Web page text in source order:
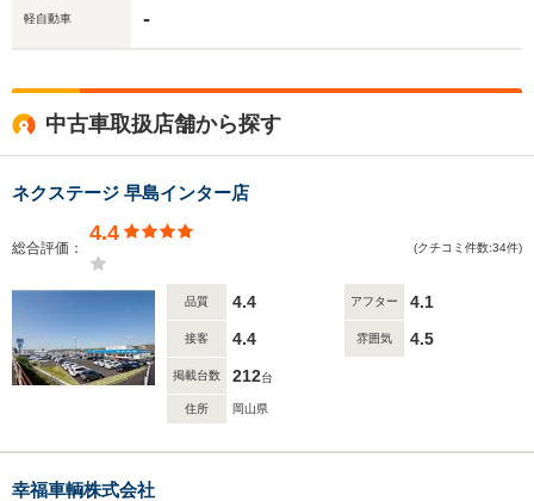
軽自動車 -
中古車取扱店舗から探す
ネクステージ 早島インター店
総合評価：
4.4
(クチコミ件数:34件)
品質 4.4 アフター 4.1
接客 4.4 雰囲気 4.5
掲載台数 212台
住所 岡山県
幸福車輌株式会社